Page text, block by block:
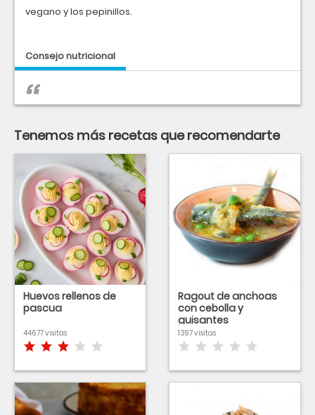
vegano y los pepinillos.
Consejo nutricional
Tenemos más recetas que recomendarte
Huevos rellenos de
pascua
44677 visitas
Ragout de anchoas
con cebolla y
guisantes
1397 visitas